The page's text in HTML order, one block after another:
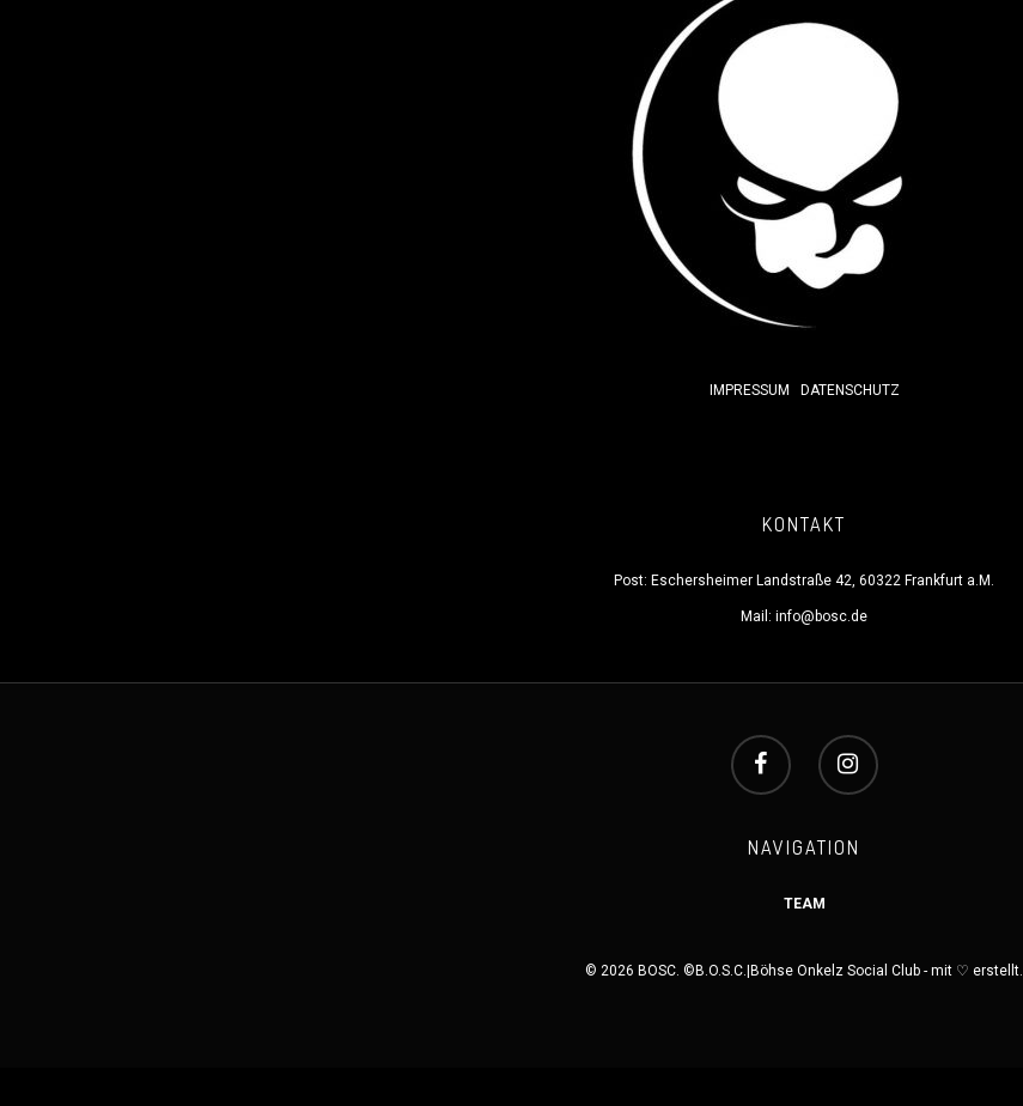
IMPRESSUM DATENSCHUTZ
KONTAKT
Post: Eschersheimer Landstraße 42, 60322 Frankfurt a.M.
Mail: info@bosc.de
NAVIGATION
TEAM
© 2026 BOSC. ©B.O.S.C.|Böhse Onkelz Social Club - mit ♡ erstellt.